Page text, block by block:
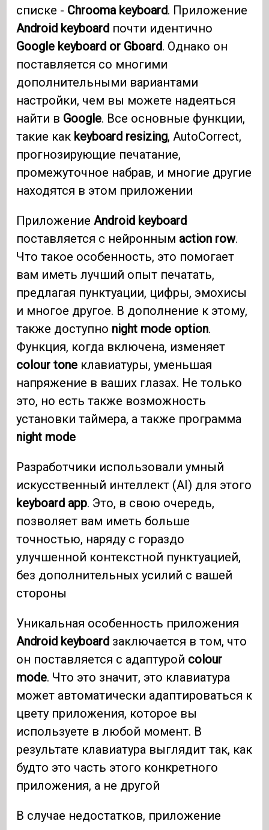
списке - Chrooma keyboard. Приложение
Android keyboard почти идентично
Google keyboard or Gboard. Однако он
поставляется со многими
дополнительными вариантами
настройки, чем вы можете надеяться
найти в Google. Все основные функции,
такие как keyboard resizing, AutoCorrect,
прогнозирующие печатание,
промежуточное набрав, и многие другие
находятся в этом приложении
Приложение Android keyboard
поставляется с нейронным action row.
Что такое особенность, это помогает
вам иметь лучший опыт печатать,
предлагая пунктуации, цифры, эмохисы
и многое другое. В дополнение к этому,
также доступно night mode option.
Функция, когда включена, изменяет
colour tone клавиатуры, уменьшая
напряжение в ваших глазах. Не только
это, но есть также возможность
установки таймера, а также программа
night mode
Разработчики использовали умный
искусственный интеллект (AI) для этого
keyboard app. Это, в свою очередь,
позволяет вам иметь больше
точностью, наряду с гораздо
улучшенной контекстной пунктуацией,
без дополнительных усилий с вашей
стороны
Уникальная особенность приложения
Android keyboard заключается в том, что
он поставляется с адаптурой colour
mode. Что это значит, это клавиатура
может автоматически адаптироваться к
цвету приложения, которое вы
используете в любой момент. В
результате клавиатура выглядит так, как
будто это часть этого конкретного
приложения, а не другой
В случае недостатков, приложение